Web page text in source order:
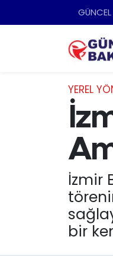
GÜNCEL
YEREL
İzmir
bir
Ankara
DÜNYA
EKONOMİ
English News
Nöbetçi
Trafik Durumu
Süper Lig
Son Dakika
Haber Arşivi